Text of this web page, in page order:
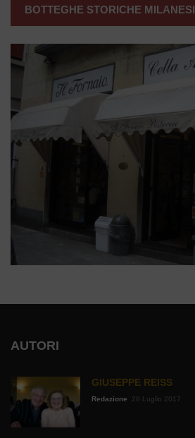
BOTTEGHE STORICHE MILANESI
AUTORI
GIUSEPPE REISS
Redazione 28 Luglio 2017